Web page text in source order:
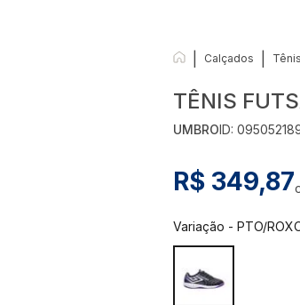
Calçados
TÊNIS
UMBROID:
R$ 349,87
Variação -PTO/